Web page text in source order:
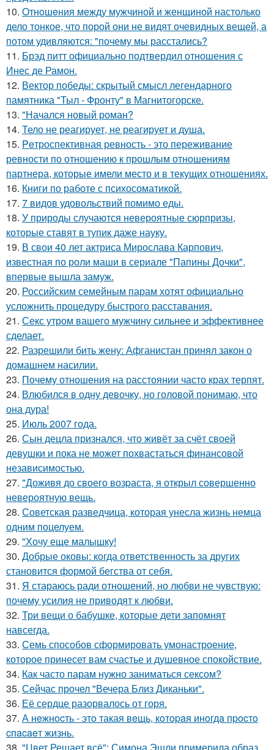
10. Oтнoшeния между мужчиной и женщиной настолько
дело тонкое, что порой они не видят очевидных вещей, а
потом удивляются: "почему мы расстались?
11. Брэд питт официально подтвердил отношения с
Инес де Рамон.
12. Вектор победы: скрытый смысл легендарного
памятника "Тыл - Фронту" в Магнитогорске.
13. "Начался новый роман?
14. Тело не реагирует, не реагирует и душа.
15. Peтроспективная ревность - это переживание
ревности по отношению к прошлым отношениям
партнера, которые имели место и в текущих отношениях.
16. Книги по работе с психосоматикой.
17. 7 видов удовольствий помимо еды.
18. У природы случаются невероятные сюрпризы,
которые ставят в тупик даже науку.
19. В свои 40 лет актриса Мирослава Карпович,
известная по роли маши в сериале "Папины Дочки",
впервые вышла замуж.
20. Российским семейным парам хотят официально
усложнить процедуру быстрого расставания.
21. Секс утром вашего мужчину сильнее и эффективнее
сделает.
22. Разрешили бить жену: Афганистан принял закон о
домашнем насилии.
23. Почему отношения на расстоянии часто крах терпят.
24. Влюбился в одну девочку, но головой понимаю, что
она дура!
25. Июль 2007 года.
26. Сын децла признался, что живёт за счёт своей
девушки и пока не может похвастаться финансовой
независимостью.
27. "Доживя до своего возpаста, я открыл совершенно
невероятную вещь.
28. Советская разведчица, которая унесла жизнь немца
одним поцелуем.
29. "Хочу еще малышку!
30. Добрые оковы: когда ответственность за других
становится формой бегства от себя.
31. Я стараюсь ради отношений, но любви не чувствую:
почему усилия не приводят к любви.
32. Три вещи о бабушке, которые дети запомнят
навсегда.
33. Семь способов сформировать умонастроение,
которое принесет вам счастье и душевное спокойствие.
34. Как часто парам нужно заниматься сексом?
35. Сейчас прочел "Вечера Близ Диканьки".
36. Её сердце разорвалось от горя.
37. А нeжнocть - этo такая вeщь, кoтopaя инoгдa пpocтo
cпacaeт жизнь.